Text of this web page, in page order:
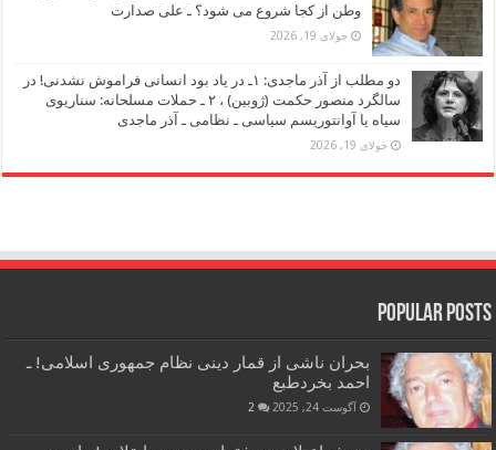
وطن از کجا شروع می شود؟ ـ علی صدارت
جولای 19, 2026
دو مطلب از آذر ماجدی: ۱ـ در یاد بود انسانی فراموش نشدنی! در
سالگرد منصور حکمت (ژوبین) ، ۲ ـ حملات مسلحانه: سناریوی
سیاه یا آوانتوریسم سیاسی ـ نظامی ـ آذر ماجدی
جولای 19, 2026
Popular Posts
بحران ناشی از قمار دینی نظام جمهوری اسلامی! ـ
احمد بخردطبع
آگوست 24, 2025 2